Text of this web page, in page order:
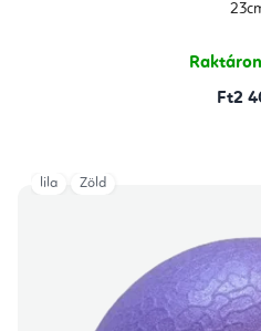
Raktáron
Ft2
lila Zöld